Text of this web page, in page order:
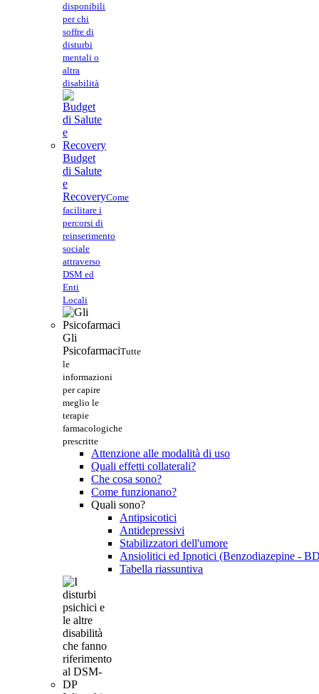
disponibili
per chi
soffre di
disturbi
mentali o
altra
disabilità
Budget
di Salute
e
RecoveryCome
facilitare i
percorsi di
reinserimento
sociale
attraverso
DSM ed
Enti
Locali
Gli
PsicofarmaciTutte
le
informazioni
per capire
meglio le
terapie
farmacologiche
prescritte
Attenzione alle modalità di uso
Quali effetti collaterali?
Che cosa sono?
Come funzionano?
Quali sono?
Antipsicotici
Antidepressivi
Stabilizzatori dell'umore
Ansiolitici ed Ipnotici (Benzodiazepine -
Tabella riassuntiva